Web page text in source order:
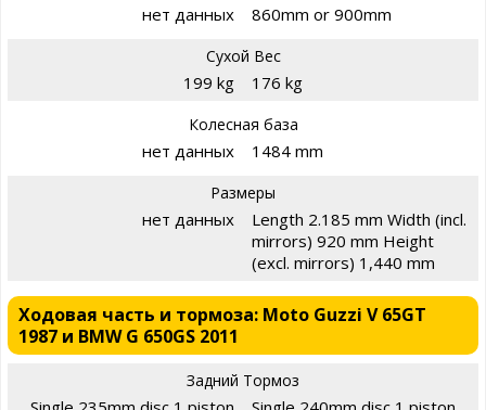
нет данных 860mm or 900mm
Сухой Вес
199 kg 176 kg
Колесная база
нет данных 1484 mm
Размеры
нет данных
Length 2.185 mm Width (incl.
mirrors) 920 mm Height
(excl. mirrors) 1,440 mm
Ходовая часть и тормоза: Moto Guzzi V 65GT
1987 и BMW G 650GS 2011
Задний Тормоз